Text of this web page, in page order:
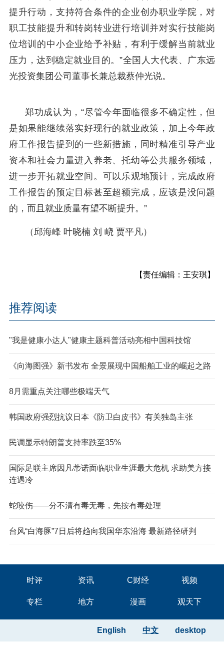
提升行动，支持符合条件的企业创办职业学院，对
职工技能提升和转岗转业进行培训并对实行技能岗
位培训的中小企业给予补贴，有利于缓解当前就业
压力，达到稳定就业目的。”全国人大代表、广东远
光投资集团公司董事长兼总裁蔡仲光说。
郑功成认为，“尽管今年面临很多不确定性，但
是如果能继续落实好现行的就业政策，加上今年政
府工作报告提到的一些新措施，同时精准引导产业
资本和社会力量进入养老、托幼等公共服务领域，
进一步开拓就业空间。可以乐观地预计，完成政府
工作报告的预定目标甚至超额完成，应该是没问题
的，而且就业质量有望不断提升。”
（邱海峰 叶晓楠 刘 峣 贾平凡）
【责任编辑：王安琪】
推荐阅读
"我是健康小达人"健康主题科普活动亮相中国科技馆
《向海图强》新书发布 全景展现中国船舶工业的崛起之路
8月需重点关注哪些极端天气
韩国政府强烈抗议日本《防卫白皮书》有关独岛主张
民调显示特朗普支持率跌至35%
国际足联主席因凡蒂诺面临职业生涯最大危机 求助美方接
连遇冷
蛇咬伤——分不清有毒无毒，先按有毒处理
台风“白海豚”7日后将趋向我国华东沿海 最新路径研判
时评 资讯 C财经 视频
专栏 地方 漫画 观天下
desktop
中文
English